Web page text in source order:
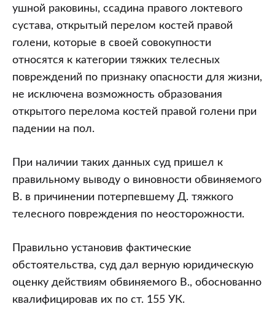
ушной раковины, ссадина правого локтевого
сустава, открытый перелом костей правой
голени, которые в своей совокупности
относятся к категории тяжких телесных
повреждений по признаку опасности для жизни,
не исключена возможность образования
открытого перелома костей правой голени при
падении на пол.
При наличии таких данных суд пришел к
правильному выводу о виновности обвиняемого
В. в причинении потерпевшему Д. тяжкого
телесного повреждения по неосторожности.
Правильно установив фактические
обстоятельства, суд дал верную юридическую
оценку действиям обвиняемого В., обоснованно
квалифицировав их по ст. 155 УК.